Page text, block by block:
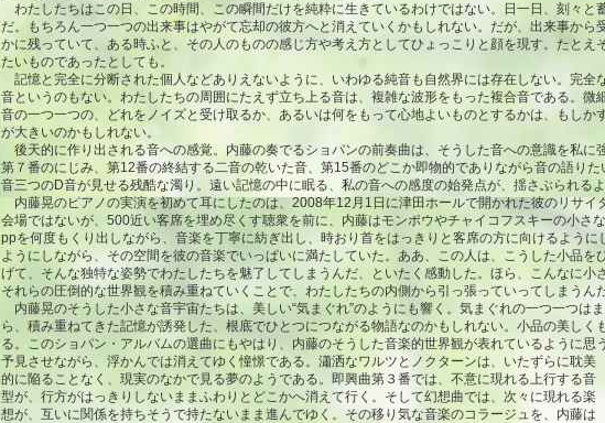
わたしたちはこの日、この時間、この瞬間だけを純粋に生きているわけではない。日一日、刻々と
だ。もちろん一つ一つの出来事はやがて忘却の彼方へと消えていくかもしれない。だが、出来事から
かに残っていて、ある時ふと、その人のものの感じ方や考え方としてひょっこりと顔を現す。たとえ
たいものであったとしても。
記憶と完全に分断された個人などありえないように、いわゆる純音も自然界には存在しない。完全
音というのもない。わたしたちの周囲にたえず立ち上る音は、複雑な波形をもった複合音である。
音の一つ一つの、どれをノイズと受け取るか、あるいは何をもって心地よいものとするかは、もし
が大きいのかもしれない。
後天的に作り出される音への感覚。内藤の奏でるショパンの前奏曲は、そうした音への意識を私に
第７番のにじみ、第12番の終結する二音の乾いた音、第15番のどこか即物的でありながら音の語り
音三つのD音が見せる残酷な濁り。遠い記憶の中に眠る、私の音への感度の始発点が、揺さぶられるよ
内藤晃のピアノの実演を初めて耳にしたのは、2008年12月1日に津田ホールで開かれた彼のリサイ
会場ではないが、500近い客席を埋め尽くす聴衆を前に、内藤はモンポウやチャイコフスキーの小さ
ppを何度もくり出しながら、音楽を丁寧に紡ぎ出し、時おり首をはっきりと客席の方に向けるよう
ようにしながら、その空間を彼の音楽でいっぱいに満たしていた。ああ、この人は、こうした小品
げて、そんな独特な姿勢でわたしたちを魅了してしまうんだ、といたく感動した。ほら、こんなに小
それらの圧倒的な世界観を積み重ねていくことで、わたしたちの内側から引っ張っていってしまうんだ
内藤晃のそうした小さな音宇宙たちは、美しい“気まぐれ”のようにも響く。気まぐれの一つ一つは
ら、積み重ねてきた記憶が誘発した、根底でひとつにつながる物語なのかもしれない。小品の美し
る。このショパン・アルバムの選曲にもやはり、内藤のそうした音楽的世界観が表れているように思
予見させながら、浮かんでは消えてゆく憧憬である。瀟洒なワルツとノクターンは、いたずらに耽美
的に陥ることなく、現実のなかで見る夢のようである。即興曲第３番では、不意に現れる上行する音
型が、行方がはっきりしないままふわりとどこかへ消えて行く。そして幻想曲では、次々に現れる楽
想が、互いに関係を持ちそうで持たないまま進んでゆく。その移り気な音楽のコラージュを、内藤は